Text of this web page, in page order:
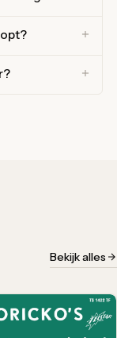
Bekijk alles